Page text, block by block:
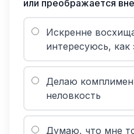
или преображается
Искренне
интересуюсь, как
Делаю
неловкость
Думаю, что мне